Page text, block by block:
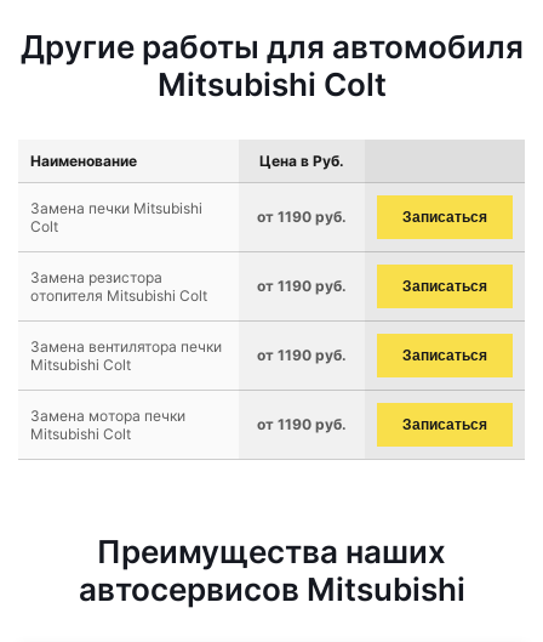
Другие работы для автомобиля
Mitsubishi Colt
Наименование Цена в Руб.
Замена печки Mitsubishi
Colt
от 1190 руб. Записаться
Замена резистора
отопителя Mitsubishi Colt
от 1190 руб. Записаться
Замена вентилятора печки
Mitsubishi Colt
от 1190 руб. Записаться
Замена мотора печки
Mitsubishi Colt
от 1190 руб. Записаться
Преимущества наших
автосервисов Mitsubishi